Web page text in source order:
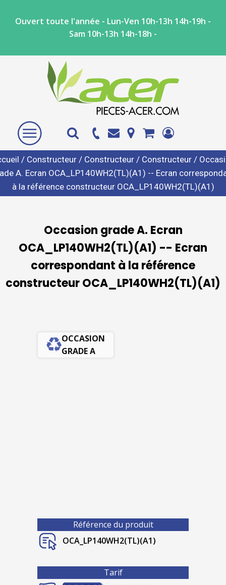
Ouvert toute l'année - Lun-Ven 10h-13h 14h-19h -
Sam 10h-13h 14h-18h -
/ Constructeur/ Constructeur/ Constructeur/
A. Ecran OCA_LP140WH2(TL)(A1) -- Ecran
à la référence constructeur OCA_LP140WH2(TL)(A1)
Occasion grade A. Ecran
OCA_LP140WH2(TL)(A1) -- Ecran
correspondant à la référence
constructeur OCA_LP140WH2(TL)(A1)
OCCASION
GRADE A
Référence du produit
OCA_LP140WH2(TL)(A1)
Tarif